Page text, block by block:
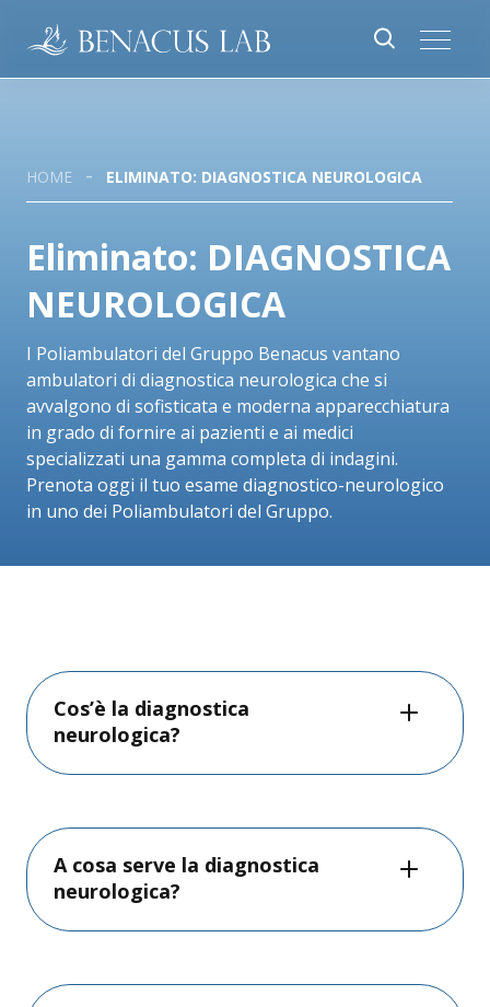
HOME ELIMINATO: DIAGNOSTICA NEUROLOGICA
Eliminato: DIAGNOSTICA
NEUROLOGICA
I Poliambulatori del Gruppo Benacus vantano
ambulatori di diagnostica neurologica che si
avvalgono di sofisticata e moderna apparecchiatura
in grado di fornire ai pazienti e ai medici
specializzati una gamma completa di indagini.
Prenota oggi il tuo esame diagnostico-neurologico
in uno dei Poliambulatori del Gruppo.
Cos’è la diagnostica
neurologica?
A cosa serve la diagnostica
neurologica?